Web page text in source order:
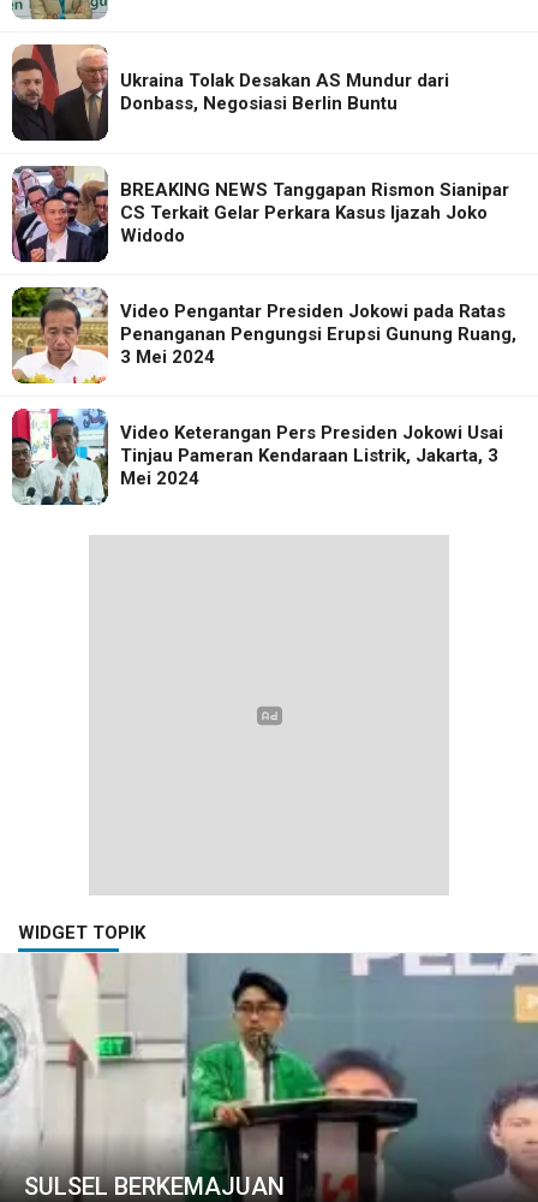
Ukraina Tolak Desakan AS Mundur dari
Donbass, Negosiasi Berlin Buntu
BREAKING NEWS Tanggapan Rismon Sianipar
CS Terkait Gelar Perkara Kasus Ijazah Joko
Widodo
Video Pengantar Presiden Jokowi pada Ratas
Penanganan Pengungsi Erupsi Gunung Ruang,
3 Mei 2024
Video Keterangan Pers Presiden Jokowi Usai
Tinjau Pameran Kendaraan Listrik, Jakarta, 3
Mei 2024
WIDGET TOPIK
SULSEL BERKEMAJUAN